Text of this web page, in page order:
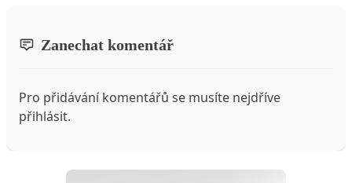
Zanechat komentář
Pro přidávání komentářů se musíte nejdříve
přihlásit.